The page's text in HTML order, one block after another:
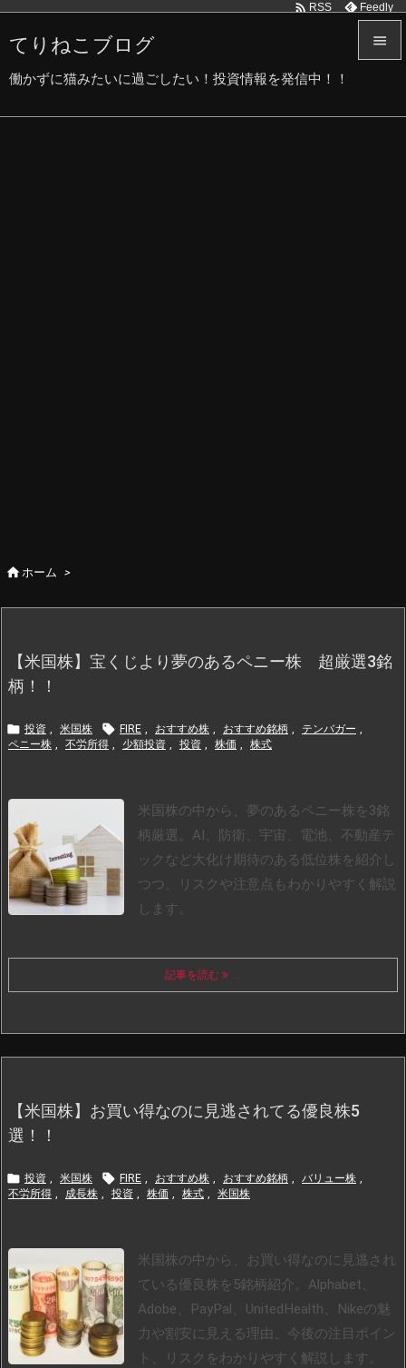
てりねこブログ
働かずに猫みたいに過ごしたい！投資情報を発信中！！

 RSS Feedly
ホーム >
【米国株】宝くじより夢のあるペニー株 超厳選3銘
柄！！
 投資 , 米国株  FIRE , おすすめ株 , おすすめ銘柄 , テンバガー ,
ペニー株 , 不労所得 , 少額投資 , 投資 , 株価 , 株式
米国株の中から、夢のあるペニー株を3銘
柄厳選。AI、防衛、宇宙、電池、不動産テ
ックなど大化け期待のある低位株を紹介し
つつ、リスクや注意点もわかりやすく解説
します。
記事を読む ...
【米国株】お買い得なのに見逃されてる優良株5
選！！
 投資 , 米国株  FIRE , おすすめ株 , おすすめ銘柄 , バリュー株 ,
不労所得 , 成長株 , 投資 , 株価 , 株式 , 米国株
米国株の中から、お買い得なのに見逃され
ている優良株を5銘柄紹介。Alphabet、
Adobe、PayPal、UnitedHealth、Nikeの魅
力や割安に見える理由、今後の注目ポイン
ト、リスクをわかりやすく解説します。